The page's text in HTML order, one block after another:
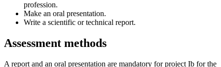
profession.
Make an oral presentation.
Write a scientific or technical report.
Assessment methods
A report and an oral presentation are mandatory for project Ib for the